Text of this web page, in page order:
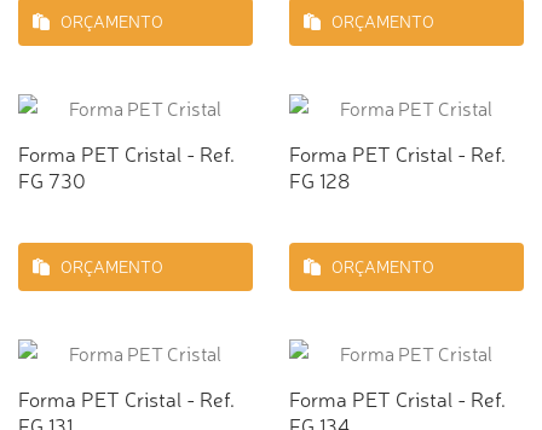
ORÇAMENTO ORÇAMENTO
Forma PET Cristal - Ref.
FG 730
ORÇAMENTO
Forma PET Cristal - Ref.
FG 128
ORÇAMENTO
Forma PET Cristal - Ref.
Forma PET Cristal - Ref.